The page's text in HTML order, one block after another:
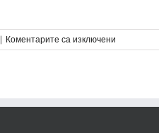
| Коментарите са изключени
Започва